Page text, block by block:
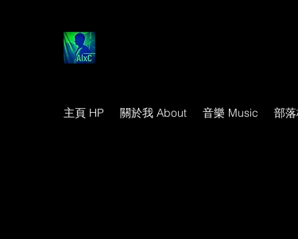
主頁 HP 關於我 About 音樂 Music 部